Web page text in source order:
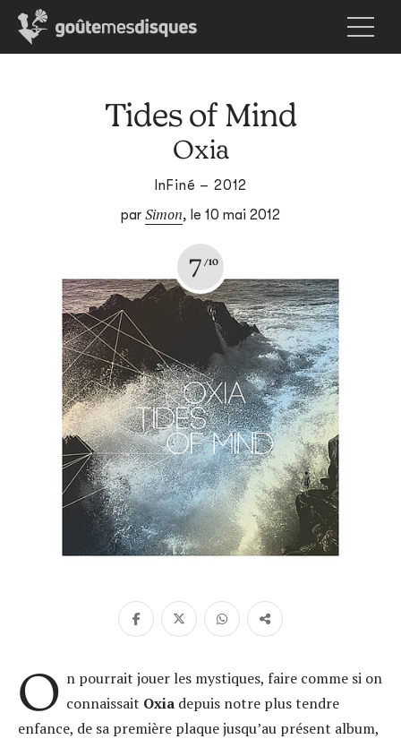
Tides of Mind
Oxia
InFiné – 2012
par Simon, le 10 mai 2012
7
O n pourrait jouer les mystiques, faire comme si on
connaissait Oxiadepuis notre plus tendre
enfance, de sa première plaque jusqu’au présent album,